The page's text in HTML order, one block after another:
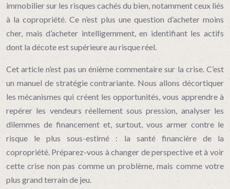
immobilier sur les risques cachés du bien, notamment ceux liés
à la copropriété. Ce n’est plus une question d’acheter moins
cher, mais d’acheter intelligemment, en identifiant les actifs
dont la décote est supérieure au risque réel.
Cet article n’est pas un énième commentaire sur la crise. C’est
un manuel de stratégie contrariante. Nous allons décortiquer
les mécanismes qui créent les opportunités, vous apprendre à
repérer les vendeurs réellement sous pression, analyser les
dilemmes de financement et, surtout, vous armer contre le
risque le plus sous-estimé : la santé financière de la
copropriété. Préparez-vous à changer de perspective et à voir
cette crise non pas comme un problème, mais comme votre
plus grand terrain de jeu.